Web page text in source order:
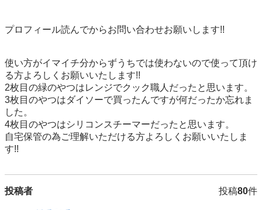
プロフィール読んでからお問い合わせお願いします!!
使い方がイマイチ分からずうちでは使わないので使って頂け
る方よろしくお願いいたします!!
2枚目の緑のやつはレンジでクック職人だったと思います。
3枚目のやつはダイソーで買ったんですが何だったか忘れま
した。
4枚目のやつはシリコンスチーマーだったと思います。
自宅保管の為ご理解いただける方よろしくお願いいたしま
投稿者 投稿80件